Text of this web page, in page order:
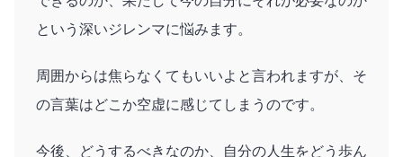
という深いジレンマに悩みます。
周囲からは焦らなくてもいいよと言われますが、そ
の言葉はどこか空虚に感じてしまうのです。
今後、どうするべきなのか、自分の人生をどう歩ん